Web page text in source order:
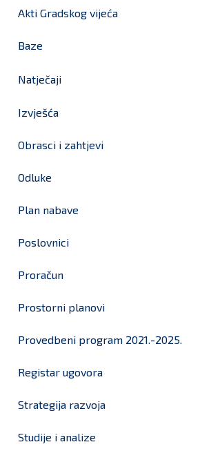
Akti Gradskog vijeća
Baze
Natječaji
Izvješća
Obrasci i zahtjevi
Odluke
Plan nabave
Poslovnici
Proračun
Prostorni planovi
Provedbeni program 2021.-2025.
Registar ugovora
Strategija razvoja
Studije i analize